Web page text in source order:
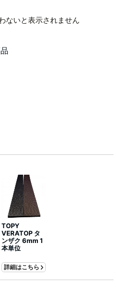
ないと表示されません
TOPY
VERATOP タ
ンザク 6mm 1
本単位
詳細はこちら